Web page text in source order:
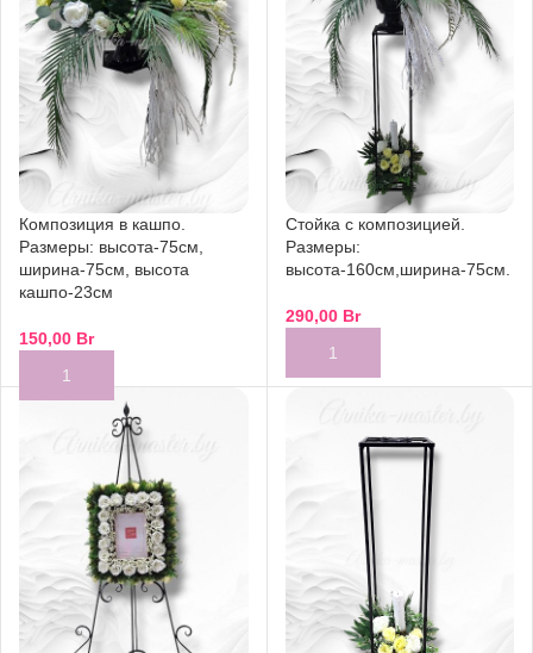
Композиция в кашпо.
Размеры: высота-75см,
ширина-75см, высота
кашпо-23см
150,00 Br
Стойка с композицией.
Размеры:
высота-160см,ширина-75см.
290,00 Br